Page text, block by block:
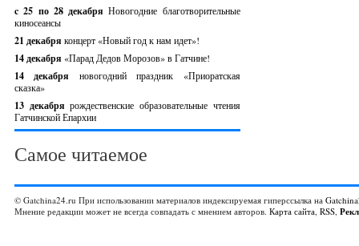
c 25 по 28 декабряНовогодние благотворительные
киносеансы
21 декабря концерт «Новый год к нам идет»!
14 декабря «Парад Дедов Морозов» в Гатчине!
14 декабря новогодний праздник «Приоратская
сказка»
13 декабрярождественские образовательные чтения
Гатчинской Епархии
Самое читаемое
© Gatchina24.ru При использовании материалов индексируемая гиперссылка на
Мнение редакции может не всегда совпадать с мнением авторов. Карта сайта, RSS,